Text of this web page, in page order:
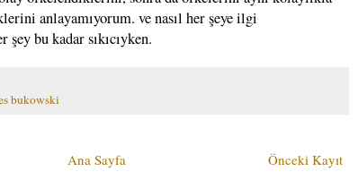
anlayamıyorum. ve nasıl her şeye ilgi
bu kadar sıkıcıyken.
bukowski
Önceki Kayıt
Ana Sayfa